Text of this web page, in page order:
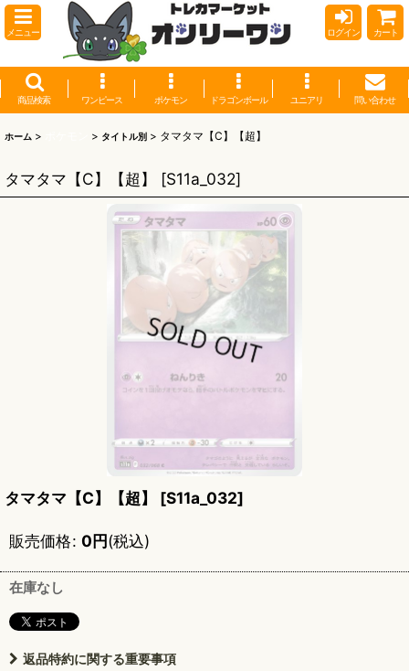
メニュー ログイン カート
商品検索 ワンピース ポケモン ドラゴンボール ユニアリ 問い合わせ
ホーム > > タイトル別 > タマタマ【C】【超】
タマタマ【C】【超】 [S11a_032]
タマタマ【C】【超】 [S11a_032]
販売価格: 0円(税込)
在庫なし
返品特約に関する重要事項